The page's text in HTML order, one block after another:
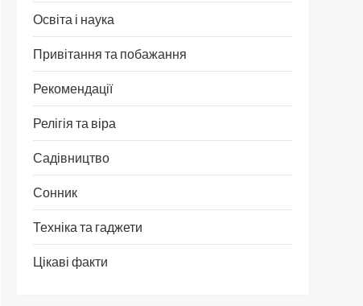
Освіта і наука
Привітання та побажання
Рекомендації
Релігія та віра
Садівництво
Сонник
Техніка та гаджети
Цікаві факти